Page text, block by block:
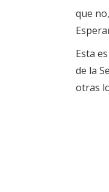
que
Esta
de la
otras